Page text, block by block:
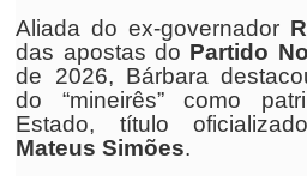
Aliada do ex-governador
das apostas do Partido
de 2026, Bárbara
do “mineirês” como
Estado, título
Mateus Simões.